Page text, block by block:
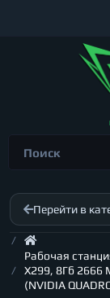
Перейти в
Рабочая
X299, 8Гб 2666
(NVIDIA